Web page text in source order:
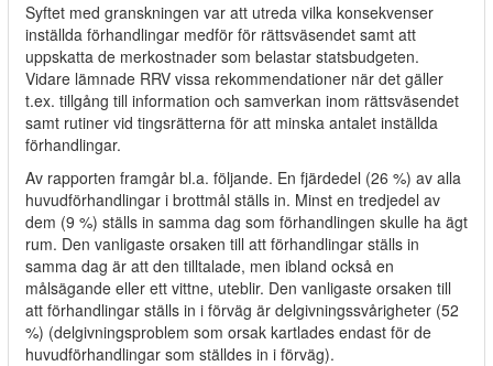
Syftet med granskningen var att utreda vilka konsekvenser
inställda förhandlingar medför för rättsväsendet samt att
uppskatta de merkostnader som belastar statsbudgeten.
Vidare lämnade RRV vissa rekommendationer när det gäller
t.ex. tillgång till information och samverkan inom rättsväsendet
samt rutiner vid tingsrätterna för att minska antalet inställda
förhandlingar.
Av rapporten framgår bl.a. följande. En fjärdedel (26 %) av alla
huvudförhandlingar i brottmål ställs in. Minst en tredjedel av
dem (9 %) ställs in samma dag som förhandlingen skulle ha ägt
rum. Den vanligaste orsaken till att förhandlingar ställs in
samma dag är att den tilltalade, men ibland också en
målsägande eller ett vittne, uteblir. Den vanligaste orsaken till
att förhandlingar ställs in i förväg är delgivningssvårigheter (52
%) (delgivningsproblem som orsak kartlades endast för de
huvudförhandlingar som ställdes in i förväg).